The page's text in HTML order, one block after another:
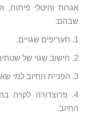
אגרות והיטלי פיתוח,
שבהם:
1. תעריפים שגויים.
2. חישוב שגוי של שטחים.
3. הפניית החיוב למי שאינו החייב הנכון.
4. פרוצדורה
החיוב.